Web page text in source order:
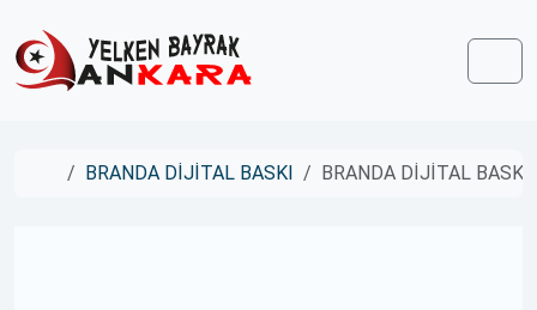
HomeBRANDA DİJİTAL BASKI BRANDA DİJİTAL BASKI